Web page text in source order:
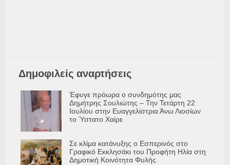
Δημοφιλείς αναρτήσεις
Έφυγε πρόωρα ο συνδημότης μας
Δημήτρης Σουλιώτης – Την Τετάρτη 22
Ιουλίου στην Ευαγγελίστρια Άνω Λιοσίων
το Ύστατο Χαίρε
Σε κλίμα κατάνυξης ο Εσπερινός στο
Γραφικό Εκκλησάκι του Προφήτη Ηλία στη
Δημοτική Κοινότητα Φυλής